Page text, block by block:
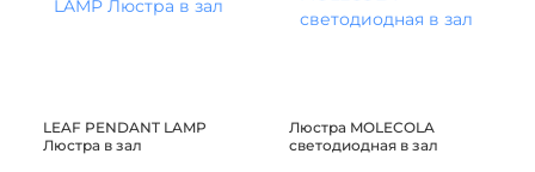
LEAF PENDANT LAMP
Люстра в зал
Люстра MOLECOLA
светодиодная в зал